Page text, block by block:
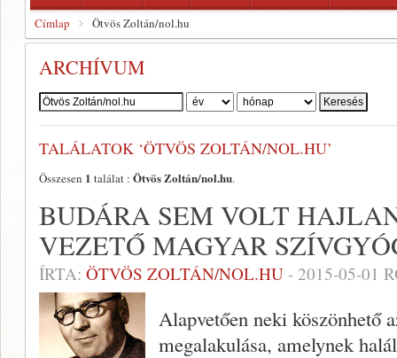
Címlap Ötvös Zoltán/nol.hu
ARCHÍVUM
Szerző:
TALÁLATOK ‘ÖTVÖS ZOLTÁN/NOL.HU’
Összesen 1 találat : Ötvös Zoltán/nol.hu.
BUDÁRA SEM VOLT
VEZETŐ MAGYAR
ÍRTA: ÖTVÖS ZOLTÁN/NOL.HU - 2015-05-01
Alapvetően neki köszönhető
megalakulása, amelynek